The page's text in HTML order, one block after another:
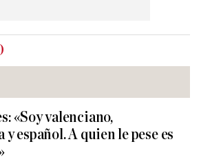
«Soy valenciano,
español. A quien le pese es